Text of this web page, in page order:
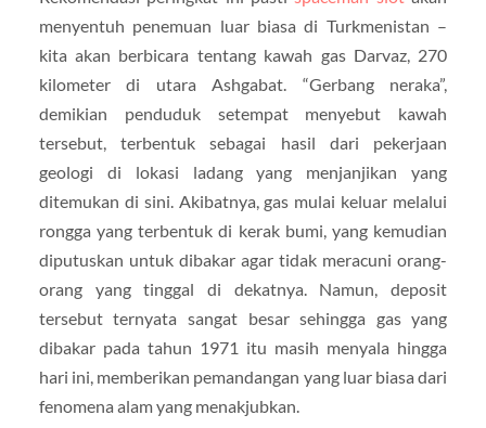
menyentuh penemuan luar biasa di Turkmenistan –
kita akan berbicara tentang kawah gas Darvaz, 270
kilometer di utara Ashgabat. “Gerbang neraka”,
demikian penduduk setempat menyebut kawah
tersebut, terbentuk sebagai hasil dari pekerjaan
geologi di lokasi ladang yang menjanjikan yang
ditemukan di sini. Akibatnya, gas mulai keluar melalui
rongga yang terbentuk di kerak bumi, yang kemudian
diputuskan untuk dibakar agar tidak meracuni orang-
orang yang tinggal di dekatnya. Namun, deposit
tersebut ternyata sangat besar sehingga gas yang
dibakar pada tahun 1971 itu masih menyala hingga
hari ini, memberikan pemandangan yang luar biasa dari
fenomena alam yang menakjubkan.